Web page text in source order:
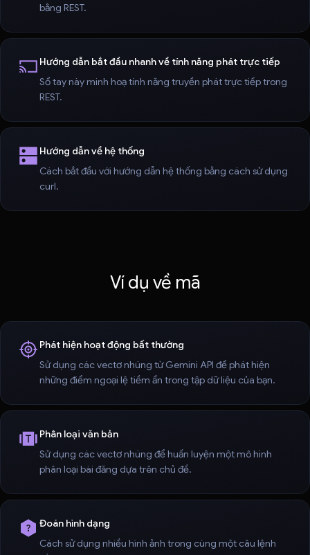
bằng REST.
Hướng dẫn bắt đầu nhanh về tính năng phát trực tiếp
Sổ tay này minh hoạ tính năng truyền phát trực tiếp trong
REST.
Hướng dẫn về hệ thống
Cách bắt đầu với hướng dẫn hệ thống bằng cách sử dụng
curl.
Ví dụ về mã
Phát hiện hoạt động bất thường
Sử dụng các vectơ nhúng từ Gemini API để phát hiện
những điểm ngoại lệ tiềm ẩn trong tập dữ liệu của bạn.
Phân loại văn bản
Sử dụng các vectơ nhúng để huấn luyện một mô hình
phân loại bài đăng dựa trên chủ đề.
Đoán hình dạng
Cách sử dụng nhiều hình ảnh trong cùng một câu lệnh